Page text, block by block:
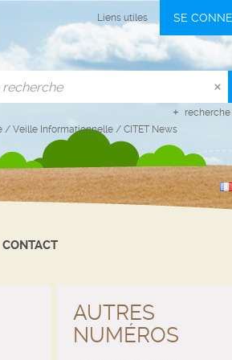
Liens utiles SE
/ Veille Informationnelle / CITET News
CONTACT
AUTRES
NUMÉROS